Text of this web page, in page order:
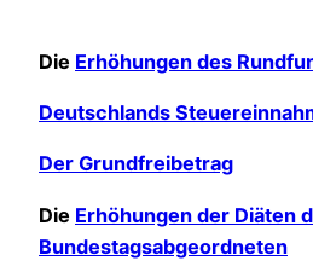
Die Erhöhungen des
Deutschlands
Der Grundfreibetrag
Die Erhöhungen der Diäten
Bundestagsabgeordneten